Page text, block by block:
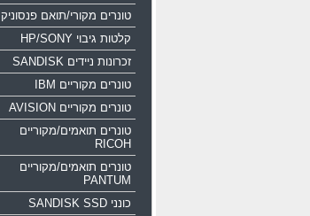
טונרים מקורי/תואם פנסוניק
קלטות גיבוי HP/SONY
זכרונות ניידים SANDISK
טונרים מקוריים IBM
טונרים מקוריים AVISION
טונרים תואמים/מקוריים
RICOH
טונרים תואמים/מקוריים
PANTUM
כונני SANDISK SSD